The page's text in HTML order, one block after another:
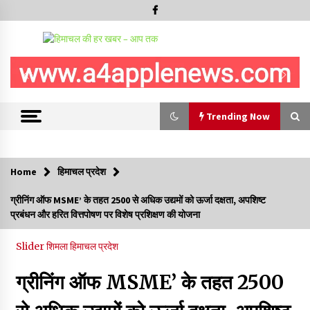
Trending Now
आपदा के दौरान मीडिया संचार एवं सूचना प्रबंधन पर शिमला में एक दिवसीय
ओरिएंटेशन कार्यशाला आयोजित
06/08/2026
06/08/2026
Home हिमाचल प्रदेश
ग्रीनिंग ऑफ MSME’ के तहत 2500 से अधिक उद्यमों को ऊर्जा दक्षता, अपशिष्ट
प्रबंधन और हरित वित्तपोषण पर विशेष प्रशिक्षण की योजना
Sliderशिमलाहिमाचल प्रदेश
ग्रीनिंग ऑफ MSME’ के तहत 2500